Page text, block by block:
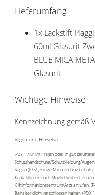
Lieferumfang
1x Lackstift
60ml Glasurit-
BLUE MICA
Glasurit
Wichtige Hinweise
Kennzeichnung gemäß
Allgemeine Hinweise:
(P271) Nur im Freien oder in gut
Schutzhandschuhe/Schutzkleidung/
Augen:(P351) Einige Minuten lang
Kontaktlinsen nach Möglichkeit
Giftinformationszentrum/Arzt anrufen.
Behälter dicht verschlossen halten.